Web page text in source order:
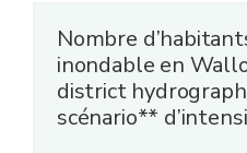
Nombre
inondable en
district
scénario**